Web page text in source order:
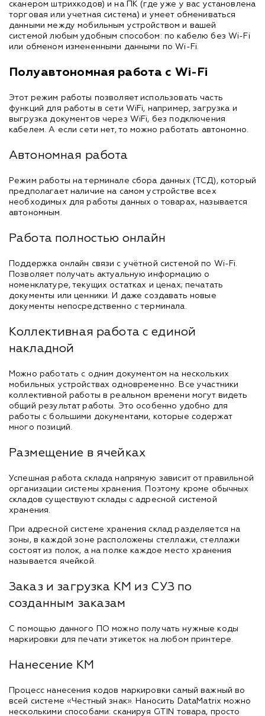
сканером штрихкодов) и на ПК (где уже у вас установлена
торговая или учетная система) и умеет обмениваться
данными между мобильным устройством и вашей
системой любым удобным способом: по кабелю без Wi-Fi
или обменом измененными данными по Wi-Fi.
Полуавтономная работа с Wi-Fi
Этот режим работы позволяет использовать часть
функций для работы в сети WiFi, например, загрузка и
выгрузка документов через WiFi, без подключения
кабелем. А если сети нет, то можно работать автономно.
Автономная работа
Режим работы на терминале сбора данных (ТСД), который
предполагает наличие на самом устройстве всех
необходимых для работы данных о товарах, называется
автономным.
Работа полностью онлайн
Поддержка онлайн связи с учётной системой по Wi-Fi.
Позволяет получать актуальную информацию о
номенклатуре, текущих остатках и ценах; печатать
документы или ценники. И даже создавать новые
документы непосредственно с терминала.
Коллективная работа с единой
накладной
Можно работать с одним документом на нескольких
мобильных устройствах одновременно. Все участники
коллективной работы в реальном времени могут видеть
общий результат работы. Это особенно удобно для
работы с большими документами, которые содержат
много позиций.
Размещение в ячейках
Успешная работа склада напрямую зависит от правильной
организации системы хранения. Поэтому кроме обычных
складов существуют склады с адресной системой
хранения.
При адресной системе хранения склад разделяется на
зоны, в каждой зоне расположены стеллажи, стеллажи
состоят из полок, а на полке каждое место хранения
называется ячейкой.
Заказ и загрузка КМ из СУЗ по
созданным заказам
С помощью данного ПО можно получать нужные коды
маркировки для печати этикеток на любом принтере.
Нанесение КМ
Процесс нанесения кодов маркировки самый важный во
всей системе «Честный знак». Наносить DataMatrix можно
несколькими способами: сканируя GTIN товара, просто